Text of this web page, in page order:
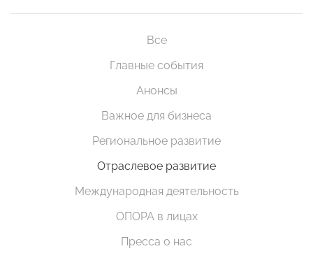
Все
Главные события
Анонсы
Важное для бизнеса
Региональное развитие
Отраслевое развитие
Международная деятельность
ОПОРА в лицах
Пресса о нас